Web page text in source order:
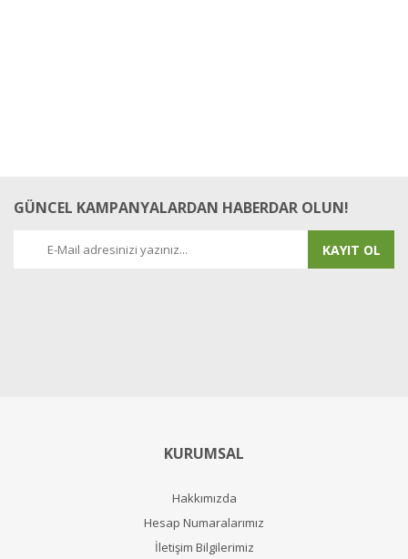
GÜNCEL KAMPANYALARDAN HABERDAR OLUN!
KAYIT OL
KURUMSAL
Hakkımızda
Hesap Numaralarımız
İletişim Bilgilerimiz